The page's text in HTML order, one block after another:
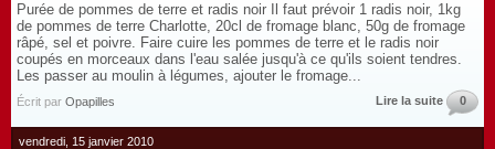
Purée de pommes de terre et radis noir Il faut prévoir 1 radis noir, 1kg
de pommes de terre Charlotte, 20cl de fromage blanc, 50g de fromage
râpé, sel et poivre. Faire cuire les pommes de terre et le radis noir
coupés en morceaux dans l'eau salée jusqu'à ce qu'ils soient tendres.
Les passer au moulin à légumes, ajouter le fromage...
Écrit par Opapilles Lire la suite 0
vendredi, 15 janvier 2010